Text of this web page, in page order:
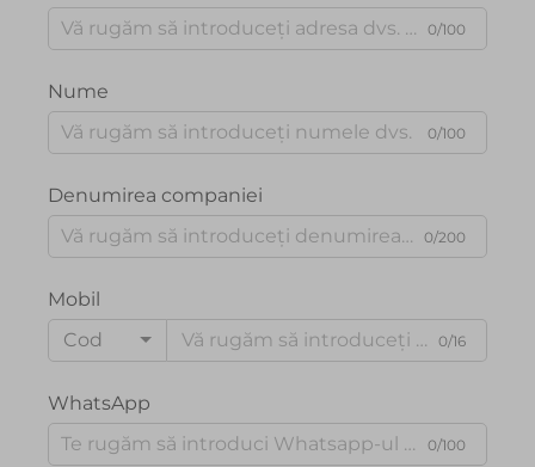
0/100
Nume
0/100
Denumirea companiei
0/200
Mobil
Cod
0/16
WhatsApp
0/100